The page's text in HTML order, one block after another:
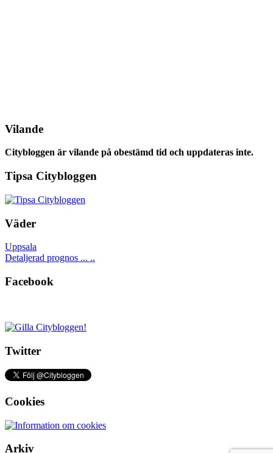
Vilande
Citybloggen är vilande på obestämd tid och uppdateras inte.
Tipsa Citybloggen
Väder
Uppsala
Detaljerad prognos ... ..
Facebook
Twitter
Cookies
Arkiv